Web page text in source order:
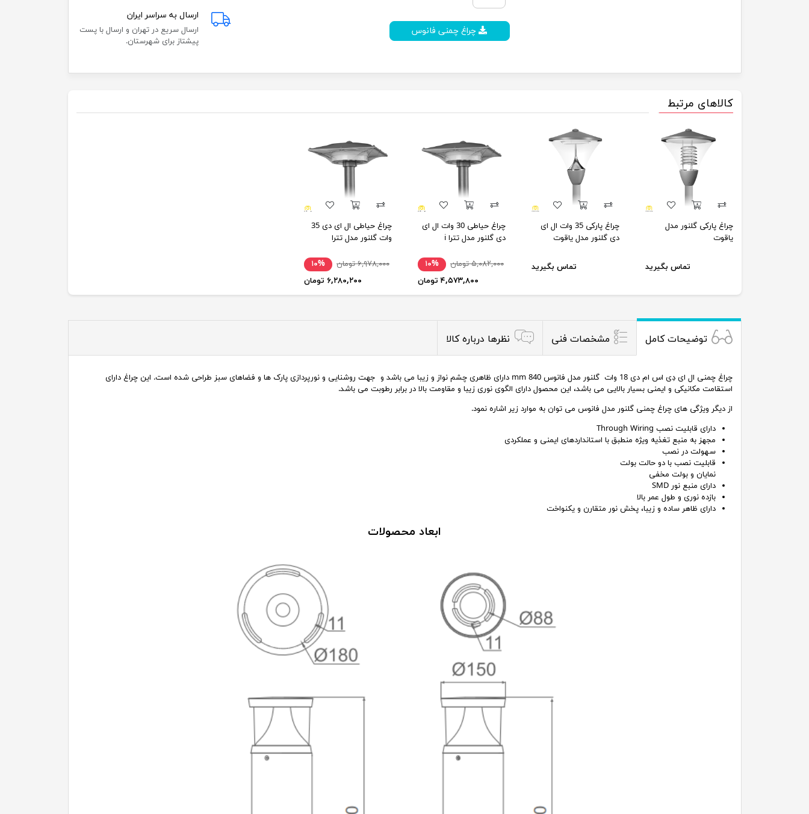
چراغ چمنی فانوس
ارسال به سراسر ایران
ارسال سریع در تهران و ارسال با پست
پیشتاز برای شهرستان.
کالاهای مرتبط
چراغ پارکی گلنور مدل
یاقوت
تماس بگیرید
چراغ پارکی 35 وات ال ای
دی گلنور مدل یاقوت
تماس بگیرید
چراغ حیاطی 30 وات ال ای
دی گلنور مدل تترا i
۵,۰۸۲,۰۰۰ تومان
۱۰%
۴,۵۷۳,۸۰۰ تومان
چراغ حیاطی ال ای دی 35
وات گلنور مدل تترا
۶,۹۷۸,۰۰۰ تومان
۱۰%
۶,۲۸۰,۲۰۰ تومان
توضیحات کامل مشخصات فنی نظرها درباره کالا
چراغ چمنی ال ای دِی اس ام دی 18 وات گلنور مدل فانوس 840 mm دارای ظاهری چشم نواز و زیبا می باشد و جهت روشنایی و نورپردازی پارک ها و فضاهای سبز طراحی شده است. این چراغ دارای
استقامت مکانیکی و ایمنی بسیار بالایی می باشد، این محصول دارای الگوی نوری زیبا و مقاومت بالا در برابر رطوبت می باشد.
از دیگر ویژگی های چراغ چمنی گلنور مدل فانوس می توان به موارد زیر اشاره نمود.
دارای قابلیت نصب Through Wiring
مجهز به منبع تغذیه ویژه منطبق با استانداردهای ایمنی و عملکردی
سهولت در نصب
قابلیت نصب با دو حالت بولت
نمایان و بولت مخفی
دارای منبع نور SMD
بازده نوری و طول عمر بالا
دارای ظاهر ساده و زیبا، پخش نور متقارن و یکنواخت
ابعاد محصولات